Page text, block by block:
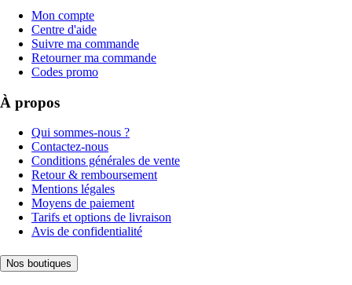
Mon compte
Centre d'aide
Suivre ma commande
Retourner ma commande
Codes promo
À propos
Qui sommes-nous ?
Contactez-nous
Conditions générales de vente
Retour & remboursement
Mentions légales
Moyens de paiement
Tarifs et options de livraison
Avis de confidentialité
Nos boutiques